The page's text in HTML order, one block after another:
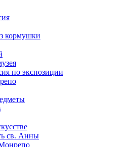
кормушки
по экспозиции
св. Анны